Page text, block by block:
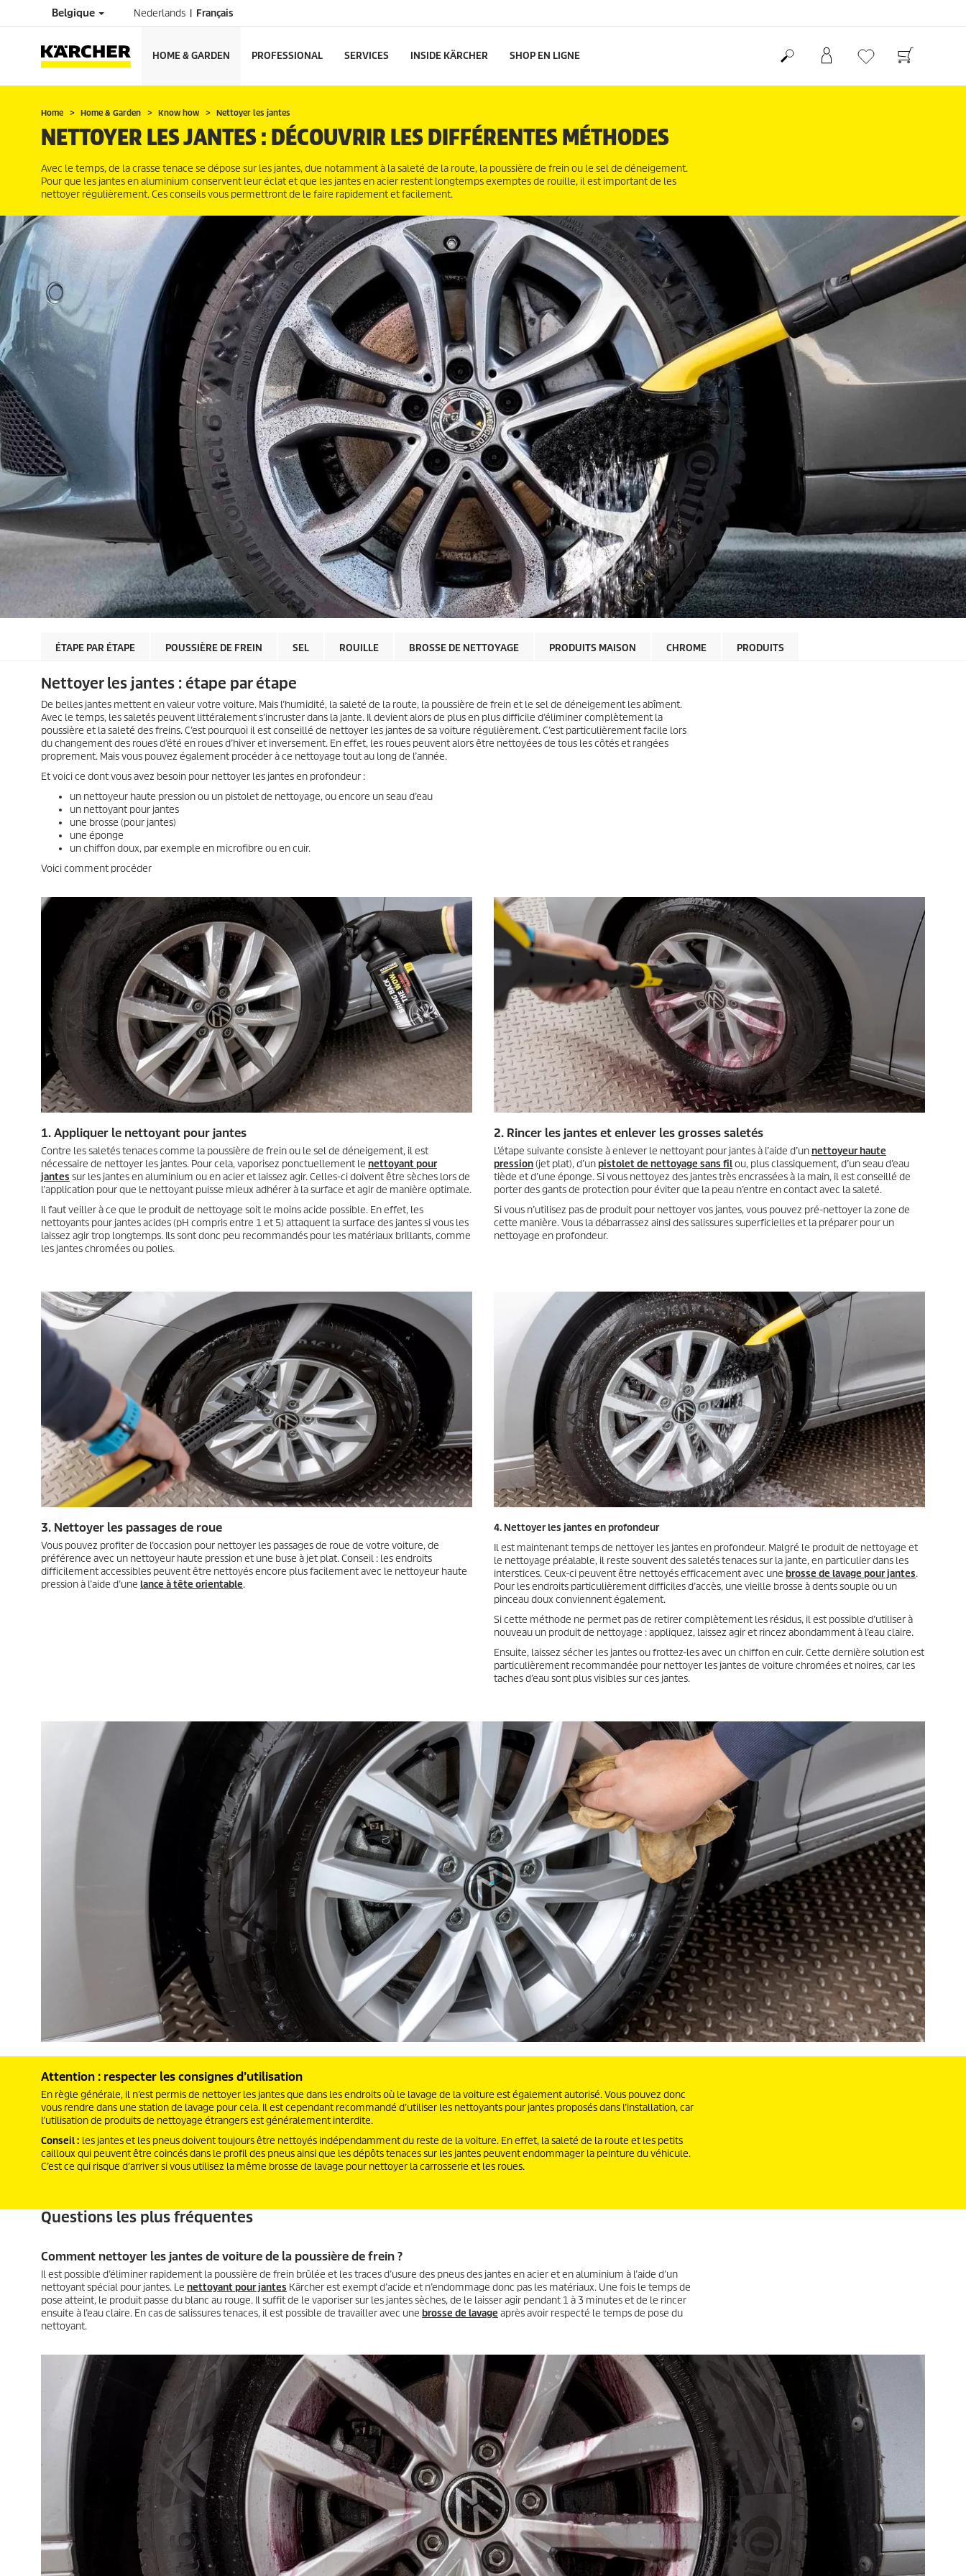
Belgique Nederlands Français
HOME & GARDEN PROFESSIONAL SERVICES INSIDE KÄRCHER SHOP EN LIGNE
Home Home & Garden Know how Nettoyer les jantes
NETTOYER LES JANTES : DÉCOUVRIR LES DIFFÉRENTES MÉTHODES
Avec le temps, de la crasse tenace se dépose sur les jantes, due notamment à la saleté de la route, la poussière de frein ou le sel de déneigement.
Pour que les jantes en aluminium conservent leur éclat et que les jantes en acier restent longtemps exemptes de rouille, il est important de les
nettoyer régulièrement. Ces conseils vous permettront de le faire rapidement et facilement.
ÉTAPE PAR ÉTAPE POUSSIÈRE DE FREIN SEL ROUILLE BROSSE DE NETTOYAGE PRODUITS MAISON CHROME PRODUITS
Nettoyer les jantes : étape par étape
De belles jantes mettent en valeur votre voiture. Mais l’humidité, la saleté de la route, la poussière de frein et le sel de déneigement les abîment.
Avec le temps, les saletés peuvent littéralement s’incruster dans la jante. Il devient alors de plus en plus difficile d’éliminer complètement la
poussière et la saleté des freins. C’est pourquoi il est conseillé de nettoyer les jantes de sa voiture régulièrement. C’est particulièrement facile lors
du changement des roues d’été en roues d’hiver et inversement. En effet, les roues peuvent alors être nettoyées de tous les côtés et rangées
proprement. Mais vous pouvez également procéder à ce nettoyage tout au long de l’année.
Et voici ce dont vous avez besoin pour nettoyer les jantes en profondeur :
un nettoyeur haute pression ou un pistolet de nettoyage, ou encore un seau d’eau
un nettoyant pour jantes
une brosse (pour jantes)
une éponge
un chiffon doux, par exemple en microfibre ou en cuir.
Voici comment procéder
1. Appliquer le nettoyant pour jantes
Contre les saletés tenaces comme la poussière de frein ou le sel de déneigement, il est
nécessaire de nettoyer les jantes. Pour cela, vaporisez ponctuellement le nettoyant pour
jantes sur les jantes en aluminium ou en acier et laissez agir. Celles-ci doivent être sèches lors de
l’application pour que le nettoyant puisse mieux adhérer à la surface et agir de manière optimale.
Il faut veiller à ce que le produit de nettoyage soit le moins acide possible. En effet, les
nettoyants pour jantes acides (pH compris entre 1 et 5) attaquent la surface des jantes si vous les
laissez agir trop longtemps. Ils sont donc peu recommandés pour les matériaux brillants, comme
les jantes chromées ou polies.
2. Rincer les jantes et enlever les grosses saletés
L’étape suivante consiste à enlever le nettoyant pour jantes à l’aide d’unnettoyeur haute
pression(jet plat), d’unpistolet de nettoyage sans filou, plus classiquement, d’un seau d’eau
tiède et d’une éponge. Si vous nettoyez des jantes très encrassées à la main, il est conseillé de
porter des gants de protection pour éviter que la peau n’entre en contact avec la saleté.
Si vous n’utilisez pas de produit pour nettoyer vos jantes, vous pouvez pré-nettoyer la zone de
cette manière. Vous la débarrassez ainsi des salissures superficielles et la préparer pour un
nettoyage en profondeur.
3. Nettoyer les passages de roue
Vous pouvez profiter de l’occasion pour nettoyer les passages de roue de votre voiture, de
préférence avec un nettoyeur haute pression et une buse à jet plat. Conseil : les endroits
difficilement accessibles peuvent être nettoyés encore plus facilement avec le nettoyeur haute
pression à l’aide d’une lance à tête orientable.
4. Nettoyer les jantes en profondeur
Il est maintenant temps de nettoyer les jantes en profondeur. Malgré le produit de nettoyage et
le nettoyage préalable, il reste souvent des saletés tenaces sur la jante, en particulier dans les
interstices. Ceux-ci peuvent être nettoyés efficacement avec une brosse de lavage pour jantes.
Pour les endroits particulièrement difficiles d’accès, une vieille brosse à dents souple ou un
pinceau doux conviennent également.
Si cette méthode ne permet pas de retirer complètement les résidus, il est possible d’utiliser à
nouveau un produit de nettoyage : appliquez, laissez agir et rincez abondamment à l’eau claire.
Ensuite, laissez sécher les jantes ou frottez-les avec un chiffon en cuir. Cette dernière solution est
particulièrement recommandée pour nettoyer les jantes de voiture chromées et noires, car les
taches d’eau sont plus visibles sur ces jantes.
Attention : respecter les consignes d’utilisation
En règle générale, il n’est permis de nettoyer les jantes que dans les endroits où le lavage de la voiture est également autorisé. Vous pouvez donc
vous rendre dans une station de lavage pour cela. Il est cependant recommandé d’utiliser les nettoyants pour jantes proposés dans l’installation, car
l’utilisation de produits de nettoyage étrangers est généralement interdite.
Conseil : les jantes et les pneus doivent toujours être nettoyés indépendamment du reste de la voiture. En effet, la saleté de la route et les petits
cailloux qui peuvent être coincés dans le profil des pneus ainsi que les dépôts tenaces sur les jantes peuvent endommager la peinture du véhicule.
C’est ce qui risque d’arriver si vous utilisez la même brosse de lavage pour nettoyer la carrosserie et les roues.
Questions les plus fréquentes
Comment nettoyer les jantes de voiture de la poussière de frein ?
Il est possible d’éliminer rapidement la poussière de frein brûlée et les traces d’usure des pneus des jantes en acier et en aluminium à l’aide d’un
nettoyant spécial pour jantes. Le nettoyant pour jantes Kärcher est exempt d’acide et n’endommage donc pas les matériaux. Une fois le temps de
pose atteint, le produit passe du blanc au rouge. Il suffit de le vaporiser sur les jantes sèches, de le laisser agir pendant 1 à 3 minutes et de le rincer
ensuite à l’eau claire. En cas de salissures tenaces, il est possible de travailler avec une brosse de lavage après avoir respecté le temps de pose du
nettoyant.